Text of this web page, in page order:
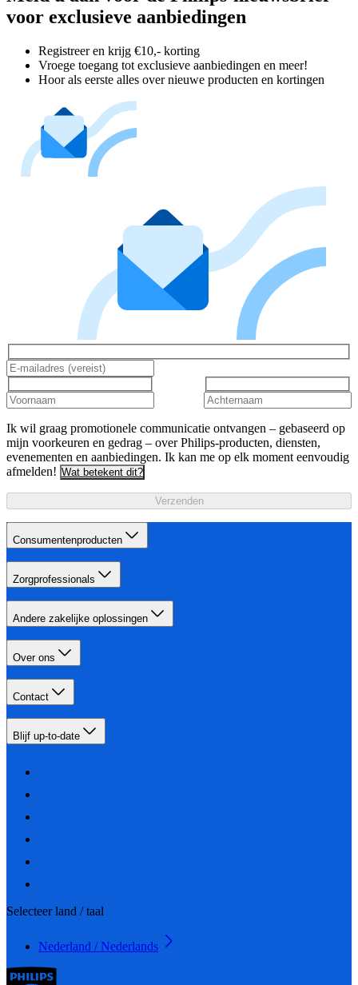
voor exclusieve aanbiedingen
Registreer en krijg €10,- korting
Vroege toegang tot exclusieve aanbiedingen en meer!
Hoor als eerste alles over nieuwe producten en kortingen
Ik wil graag promotionele communicatie ontvangen – gebaseerd op
mijn voorkeuren en gedrag – over Philips-producten, diensten,
evenementen en aanbiedingen. Ik kan me op elk moment eenvoudig
afmelden! Wat betekent dit?
Verzenden
Consumentenproducten
Zorgprofessionals
Andere zakelijke oplossingen
Over ons
Contact
Blijf up-to-date
Selecteer land / taal
Nederland / Nederlands